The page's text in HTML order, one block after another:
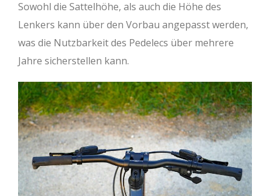
Sowohl die Sattelhöhe, als auch die Höhe des
Lenkers kann über den Vorbau angepasst werden,
was die Nutzbarkeit des Pedelecs über mehrere
Jahre sicherstellen kann.